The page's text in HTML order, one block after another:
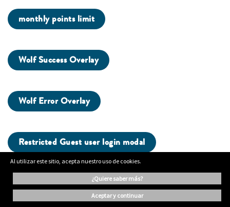
monthly points limit
Wolf Success Overlay
Wolf Error Overlay
Restricted Guest user login modal
Al utilizar este sitio, acepta nuestro uso de cookies.
¿quiere saber más?
aceptar y continuar